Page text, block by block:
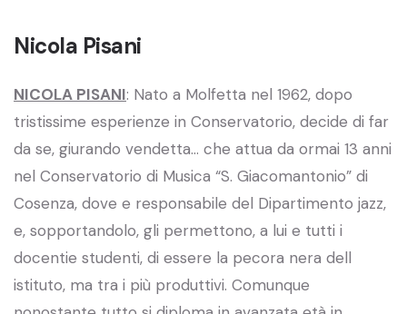
Nicola Pisani
NICOLA PISANI: Nato a Molfetta nel 1962, dopo
tristissime esperienze in Conservatorio, decide di far
da se, giurando vendetta… che attua da ormai 13 anni
nel Conservatorio di Musica “S. Giacomantonio” di
Cosenza, dove e responsabile del Dipartimento jazz,
e, sopportandolo, gli permettono, a lui e tutti i
docentie studenti, di essere la pecora nera dell
istituto, ma tra i più produttivi. Comunque